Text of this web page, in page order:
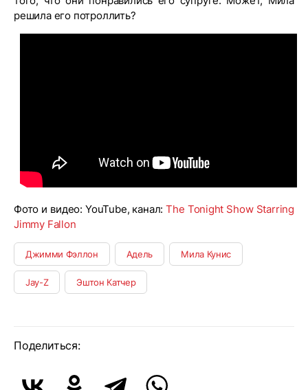
решила его потроллить?
Фото и видео: YouTube, канал:The Tonight Show Starring
Jimmy Fallon
Джимми Фэллон Адель Мила Кунис
Jay-Z Эштон Катчер
Поделиться: